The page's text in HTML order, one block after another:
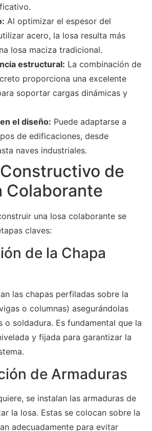
Al optimizar el espesor del
acero, la losa resulta más
losa maciza tradicional.
estructural: La combinación de
proporciona una excelente
soportar cargas dinámicas y
el diseño: Puede adaptarse a
de edificaciones, desde
naves industriales.
de
Colaborante
una losa colaborante se
claves:
de la Chapa
las chapas perfiladas sobre la
o columnas) asegurándolas
o soldadura. Es fundamental que la
y fijada para garantizar la
de Armaduras
se instalan las armaduras de
la losa. Estas se colocan sobre la
adecuadamente para evitar